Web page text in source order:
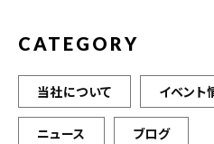
CATEGORY
当社について イベント
ニュース ブログ